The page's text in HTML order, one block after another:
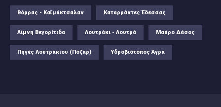
Βόρρας - Καϊμάκτσαλαν Καταρράκτες Έδεσσας
Λίμνη Βεγορίτιδα Λουτράκι - Λουτρά Μαύρο Δάσος
Πηγές Λουτρακίου (Πόζαρ) Υδροβιότοπος Άγρα